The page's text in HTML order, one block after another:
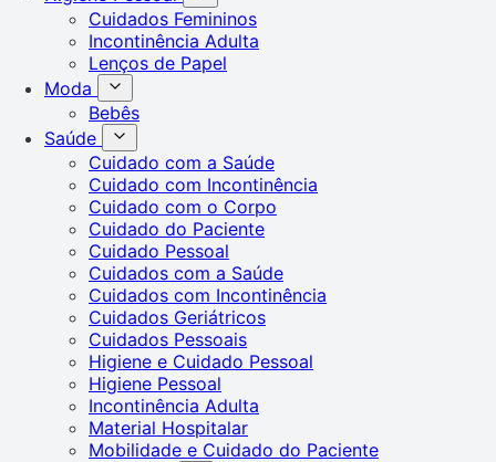
Cuidados Femininos
Incontinência Adulta
Lenços de Papel
Moda
Bebês
Saúde
Cuidado com a Saúde
Cuidado com Incontinência
Cuidado com o Corpo
Cuidado do Paciente
Cuidado Pessoal
Cuidados com a Saúde
Cuidados com Incontinência
Cuidados Geriátricos
Cuidados Pessoais
Higiene e Cuidado Pessoal
Higiene Pessoal
Incontinência Adulta
Material Hospitalar
Mobilidade e Cuidado do Paciente